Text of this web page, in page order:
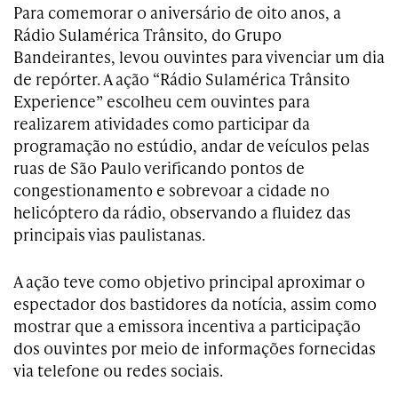
Para comemorar o aniversário de oito anos, a
Rádio Sulamérica Trânsito, do Grupo
Bandeirantes, levou ouvintes para vivenciar um dia
de repórter. A ação “Rádio Sulamérica Trânsito
Experience” escolheu cem ouvintes para
realizarem atividades como participar da
programação no estúdio, andar de veículos pelas
ruas de São Paulo verificando pontos de
congestionamento e sobrevoar a cidade no
helicóptero da rádio, observando a fluidez das
principais vias paulistanas.
A ação teve como objetivo principal aproximar o
espectador dos bastidores da notícia, assim como
mostrar que a emissora incentiva a participação
dos ouvintes por meio de informações fornecidas
via telefone ou redes sociais.